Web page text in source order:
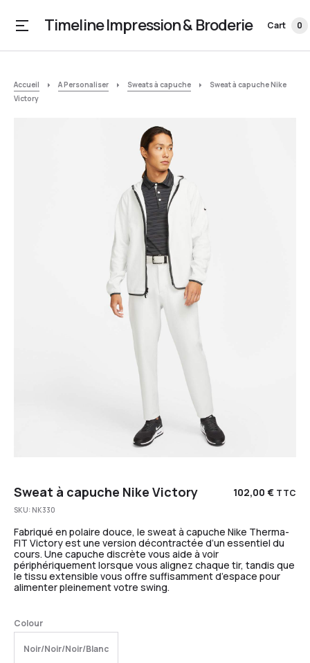
Timeline Impression & Broderie Cart 0
Accueil A Personaliser Sweats à capuche
Sweat à capuche Nike
Victory
Sweat à capuche Nike Victory 102,00 € TTC
SKU: NK330
Fabriqué en polaire douce, le sweat à capuche Nike Therma-
FIT Victory est une version décontractée d’un essentiel du
cours. Une capuche discrète vous aide à voir
périphériquement lorsque vous alignez chaque tir, tandis que
le tissu extensible vous offre suffisamment d’espace pour
alimenter pleinement votre swing.
Colour
Noir/Noir/Noir/Blanc